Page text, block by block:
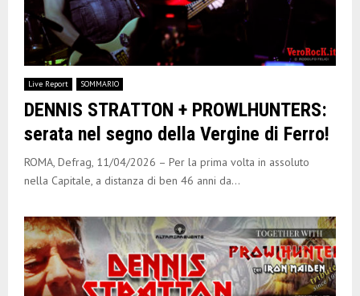
M
N
U
Live Report SOMMARIO
DENNIS STRATTON + PROWLHUNTERS:
serata nel segno della Vergine di Ferro!
ROMA, Defrag, 11/04/2026 – Per la prima volta in assoluto
nella Capitale, a distanza di ben 46 anni da...